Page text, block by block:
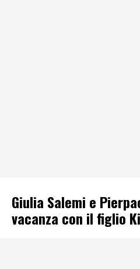
Giulia Salemi e
vacanza con il figlio